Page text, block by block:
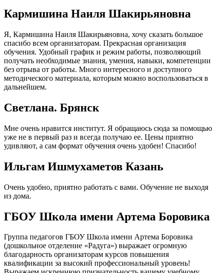
Кармишина Наиля Шакирьяновна
Я, Кармишина Наиля Шакирьяновна, хочу сказать большое
спасибо всем организаторам. Прекрасная организация
обучения. Удобный график и режим работы, позволяющий
получать необходимые знания, умения, навыки, компетенции
без отрыва от работы. Много интересного и доступного
методического материала, которым можно воспользоваться в
дальнейшем.
Cветлана. Брянск
Мне очень нравится институт. Я обращаюсь сюда за помощью
уже не в первый раз и всегда получаю ее. Цены приятно
удивляют, а сам формат обучения очень удобен! Спасибо!
Ильгам Ишмухаметов Казань
Очень удобно, приятно работать с вами. Обучение не выходя
из дома.
ГБОУ Школа имени Артема Боровика
Группа педагогов ГБОУ Школа имени Артема Боровика
(дошкольное отделение «Радуга») выражает огромную
благодарность организаторам курсов повышения
квалификации за высокий профессиональный уровень!